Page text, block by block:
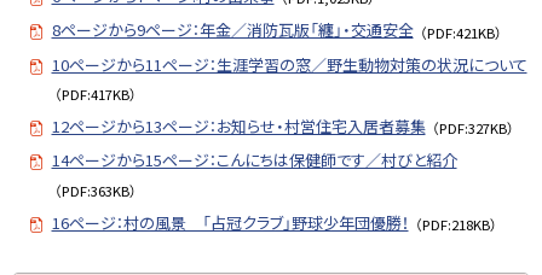
8ページから9ページ：年金／消防瓦版「纏」・交通安全 （PDF:421KB）
10ページから11ページ：生涯学習の窓／野生動物対策の状況について
（PDF:417KB）
12ページから13ページ：お知らせ・村営住宅入居者募集 （PDF:327KB）
14ページから15ページ：こんにちは保健師です／村びと紹介
（PDF:363KB）
16ページ：村の風景 「占冠クラブ」野球少年団優勝！ （PDF:218KB）